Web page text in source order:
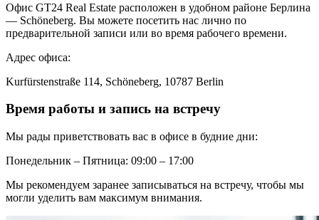
Офис GT24 Real Estate расположен в удобном районе Берлина
— Schöneberg. Вы можете посетить нас лично по
предварительной записи или во время рабочего времени.
Адрес офиса:
Kurfürstenstraße 114, Schöneberg, 10787 Berlin
Время работы и запись на встречу
Мы рады приветствовать вас в офисе в будние дни:
Понедельник – Пятница: 09:00 – 17:00
Мы рекомендуем заранее записываться на встречу, чтобы мы
могли уделить вам максимум внимания.